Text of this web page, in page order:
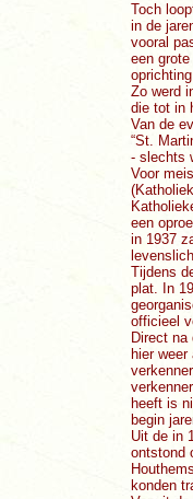
Toch
in de
vooral
een
Zo werd
die tot in
Van de
“St.
- slechts
Voor
een
in 1937
Tijdens
plat. In
officieel
Direct na
hier
heeft is
begin
Uit de in
ontstond
konden